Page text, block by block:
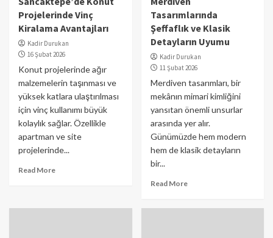
Projelerinde Vinç
Kiralama Avantajları
Kadir Durukan
16 Şubat 2026
Konut projelerinde ağır
malzemelerin taşınması ve
yüksek katlara ulaştırılması
için vinç kullanımı büyük
kolaylık sağlar. Özellikle
apartman ve site
projelerinde...
Read More
Tasarımlarında
Şeffaflık ve Klasik
Detayların Uyumu
Kadir Durukan
11 Şubat 2026
Merdiven tasarımları, bir
mekânın mimari kimliğini
yansıtan önemli unsurlar
arasında yer alır.
Günümüzde hem modern
hem de klasik detayların
bir...
Read More